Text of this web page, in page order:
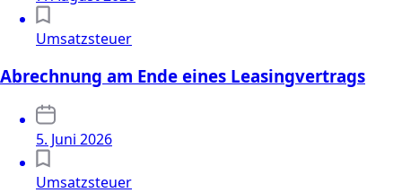
Umsatzsteuer
Abrechnung am Ende eines Leasingvertrags
5. Juni 2026
Umsatzsteuer